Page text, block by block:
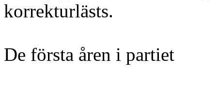
korrekturlästs.
De första åren i partiet